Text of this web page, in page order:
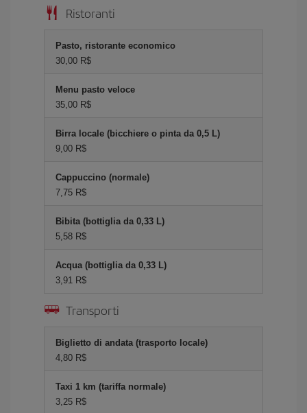
Ristoranti
Pasto, ristorante economico
30,00 R$
Menu pasto veloce
35,00 R$
Birra locale (bicchiere o pinta da 0,5 L)
9,00 R$
Cappuccino (normale)
7,75 R$
Bibita (bottiglia da 0,33 L)
5,58 R$
Acqua (bottiglia da 0,33 L)
3,91 R$
Transporti
Biglietto di andata (trasporto locale)
4,80 R$
Taxi 1 km (tariffa normale)
3,25 R$